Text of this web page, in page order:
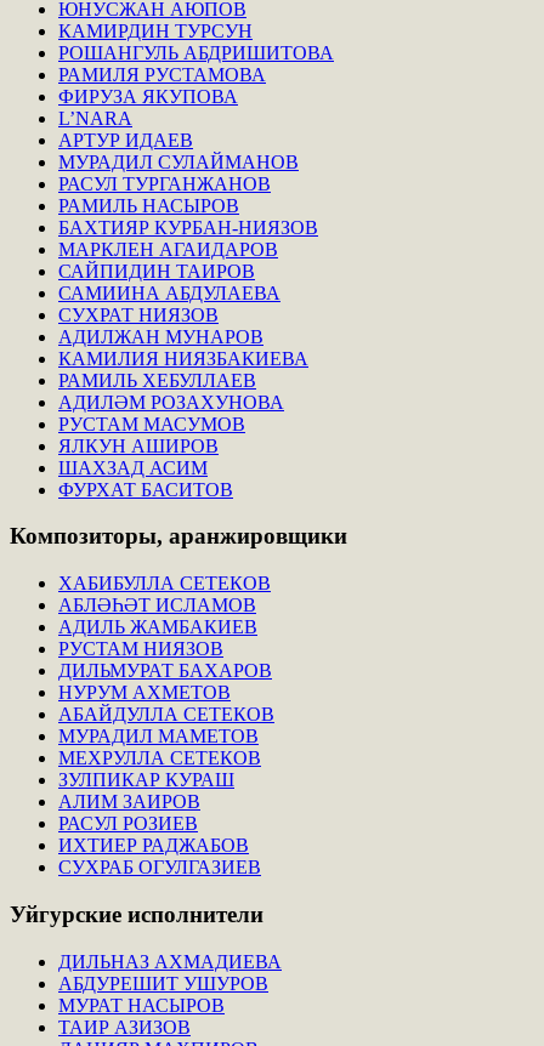
ЮНУСЖАН АЮПОВ
КАМИРДИН ТУРСУН
РОШАНГУЛЬ АБДРИШИТОВА
РАМИЛЯ РУСТАМОВА
ФИРУЗА ЯКУПОВА
L’NARA
АРТУР ИДАЕВ
МУРАДИЛ СУЛАЙМАНОВ
РАСУЛ ТУРГАНЖАНОВ
РАМИЛЬ НАСЫРОВ
БАХТИЯР КУРБАН-НИЯЗОВ
МАРКЛЕН АГАИДАРОВ
САЙПИДИН ТАИРОВ
САМИИНА АБДУЛАЕВА
СУХРАТ НИЯЗОВ
АДИЛЖАН МУНАРОВ
КАМИЛИЯ НИЯЗБАКИЕВА
РАМИЛЬ ХЕБУЛЛАЕВ
АДИЛӘМ РОЗАХУНОВА
РУСТАМ МАСУМОВ
ЯЛКУН АШИРОВ
ШАХЗАД АСИМ
ФУРХАТ БАСИТОВ
Композиторы, аранжировщики
ХАБИБУЛЛА СЕТЕКОВ
АБЛӘҺӘТ ИСЛАМОВ
АДИЛЬ ЖАМБАКИЕВ
РУСТАМ НИЯЗОВ
ДИЛЬМУРАТ БАХАРОВ
НУРУМ АХМЕТОВ
АБАЙДУЛЛА СЕТЕКОВ
МУРАДИЛ МАМЕТОВ
МЕХРУЛЛА СЕТЕКОВ
ЗУЛПИКАР КУРАШ
АЛИМ ЗАИРОВ
РАСУЛ РОЗИЕВ
ИХТИЕР РАДЖАБОВ
СУХРАБ ОГУЛГАЗИЕВ
Уйгурские исполнители
ДИЛЬНАЗ АХМАДИЕВА
АБДУРЕШИТ УШУРОВ
МУРАТ НАСЫРОВ
ТАИР АЗИЗОВ